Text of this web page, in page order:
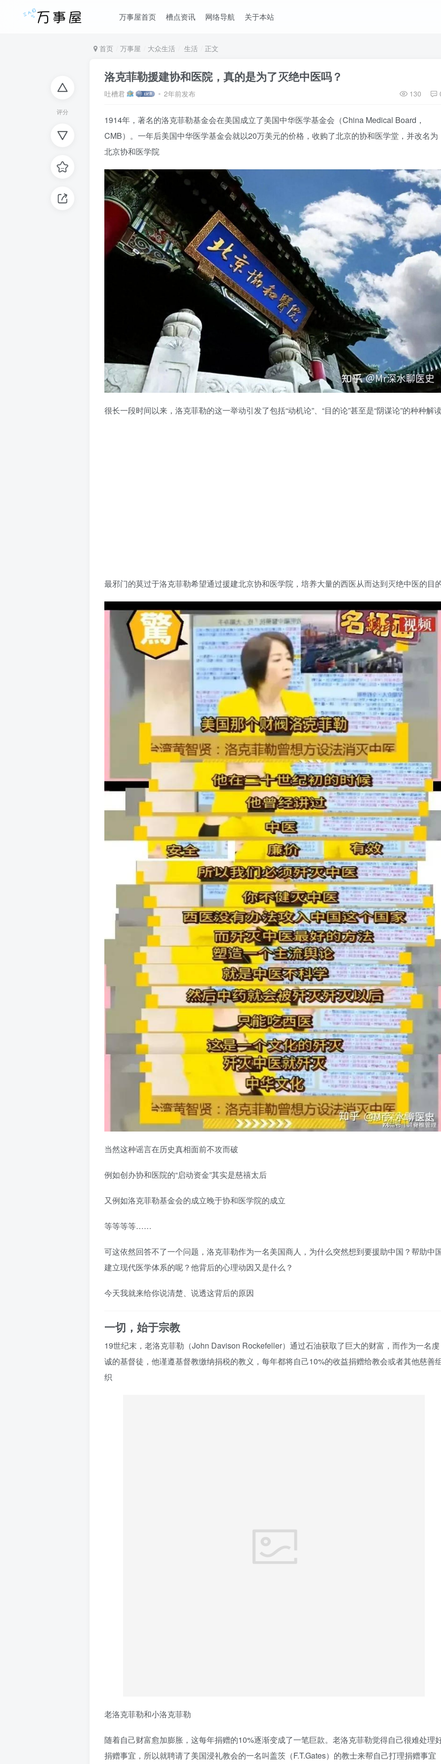
万事屋首页 槽点资讯 网络导航 关于本站
评分
首页 万事屋 大众生活 生活 正文
洛克菲勒援建协和医院，真的是为了灭绝中医吗？
吐槽君 2年前发布 130
1914年，著名的洛克菲勒基金会在美国成立了美国中华医学基金会（China Medical Board，
CMB）。一年后美国中华医学基金会就以20万美元的价格，收购了北京的协和医学堂，并改名为
北京协和医学院
很长一段时间以来，洛克菲勒的这一举动引发了包括“动机论”、“目的论”甚至是“阴谋论”的种种解
最邪门的莫过于洛克菲勒希望通过援建北京协和医学院，培养大量的西医从而达到灭绝中医的目
当然这种谣言在历史真相面前不攻而破
例如创办协和医院的“启动资金”其实是慈禧太后
又例如洛克菲勒基金会的成立晚于协和医学院的成立
等等等等……
可这依然回答不了一个问题，洛克菲勒作为一名美国商人，为什么突然想到要援助中国？帮助中
建立现代医学体系的呢？他背后的心理动因又是什么？
今天我就来给你说清楚、说透这背后的原因
一切，始于宗教
19世纪末，老洛克菲勒（John Davison Rockefeller）通过石油获取了巨大的财富，而作为一名虔
诚的基督徒，他谨遵基督教缴纳捐税的教义，每年都将自己10%的收益捐赠给教会或者其他慈善
织
老洛克菲勒和小洛克菲勒
随着自己财富愈加膨胀，这每年捐赠的10%逐渐变成了一笔巨款。老洛克菲勒觉得自己很难处理
捐赠事宜，所以就聘请了美国浸礼教会的一名叫盖茨（F.T.Gates）的教士来帮自己打理捐赠事宜